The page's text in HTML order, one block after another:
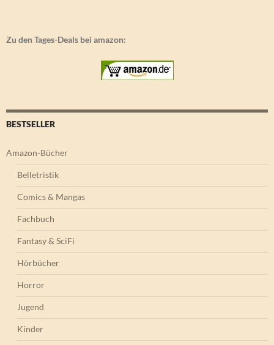
Zu den Tages-Deals bei amazon:
BESTSELLER
Amazon-Bücher
Belletristik
Comics & Mangas
Fachbuch
Fantasy & SciFi
Hörbücher
Horror
Jugend
Kinder